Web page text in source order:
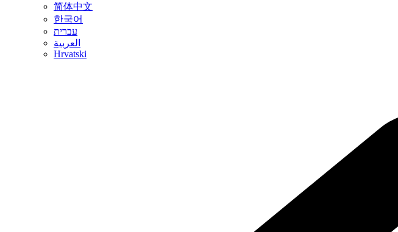
简体中文
한국어
עברית
العربية
Hrvatski